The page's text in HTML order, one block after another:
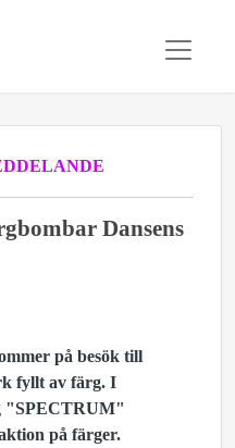
Dansens
på besök till
fyllt av färg. I
"SPECTRUM"
på färger.